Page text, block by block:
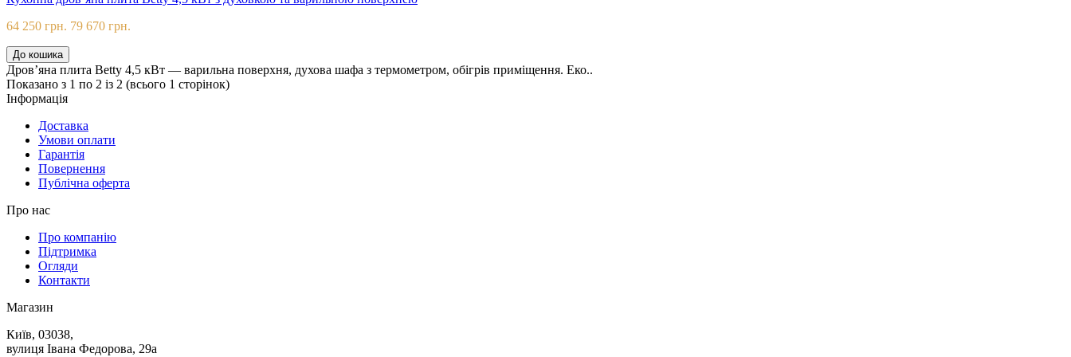
64 250 грн. 79 670 грн.
До кошика
Дров’яна плита Betty 4,5 кВт — варильна поверхня, духова шафа з термометром, обігрів приміщення. Еко..
Показано з 1 по 2 із 2 (всього 1 сторінок)
Iнформацiя
Доставка
Умови оплати
Гарантія
Повернення
Публічна оферта
Про нас
Про компанію
Підтримка
Огляди
Контакти
Магазин
Київ, 03038,
вулиця Івана Федорова, 29а